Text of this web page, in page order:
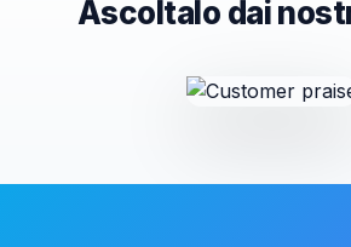
Ascoltalo dai